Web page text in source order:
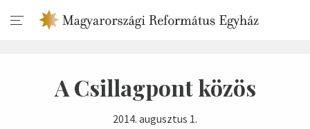
A Csillagpont közös
2014. augusztus 1.